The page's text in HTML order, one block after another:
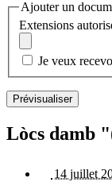
Ajouter un
Extensions
Je veux
Lòcs damb
14 juillet